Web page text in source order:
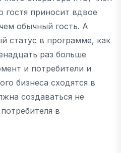
гостя приносит вдвое
обычный гость. А
статус в программе, как
раз больше
и потребители и
бизнеса сходятся в
создаваться не
в